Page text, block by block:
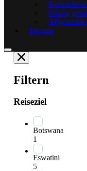
Häufig
Allgemeine
Termine
Filtern
Reiseziel
Botswana
1
Eswatini
5